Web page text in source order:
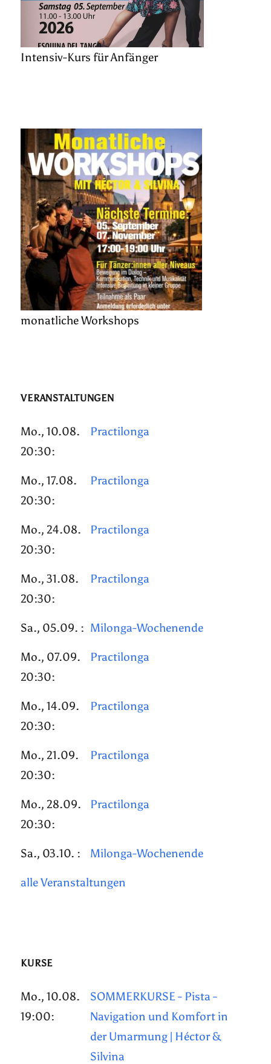
Intensiv-Kurs für Anfänger
monatliche Workshops
VERANSTALTUNGEN
Mo., 10.08.
20:30:
Practilonga
Mo., 17.08.
20:30:
Practilonga
Mo., 24.08.
20:30:
Practilonga
Mo., 31.08.
20:30:
Practilonga
Sa., 05.09. : Milonga-Wochenende
Mo., 07.09.
20:30:
Practilonga
Mo., 14.09.
20:30:
Practilonga
Mo., 21.09.
20:30:
Practilonga
Mo., 28.09.
20:30:
Practilonga
Sa., 03.10. : Milonga-Wochenende
alle Veranstaltungen
KURSE
Mo., 10.08.
19:00:
SOMMERKURSE - Pista -
Navigation und Komfort in
der Umarmung | Héctor &
Silvina